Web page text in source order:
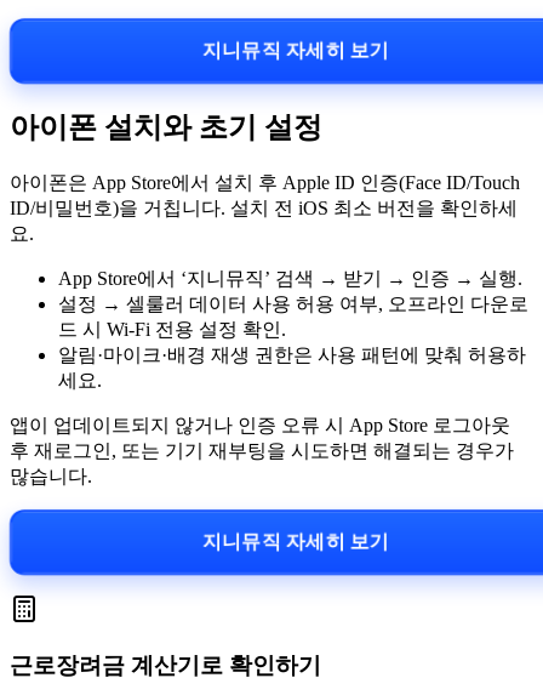
지니뮤직 자세히 보기
아이폰 설치와 초기 설정
아이폰은 App Store에서 설치 후 Apple ID 인증(Face ID/Touch
ID/비밀번호)을 거칩니다. 설치 전 iOS 최소 버전을 확인하세
요.
App Store에서 ‘지니뮤직’ 검색 → 받기 → 인증 → 실행.
설정 → 셀룰러 데이터 사용 허용 여부, 오프라인 다운로
드 시 Wi‑Fi 전용 설정 확인.
알림·마이크·배경 재생 권한은 사용 패턴에 맞춰 허용하
세요.
앱이 업데이트되지 않거나 인증 오류 시 App Store 로그아웃
후 재로그인, 또는 기기 재부팅을 시도하면 해결되는 경우가
많습니다.
지니뮤직 자세히 보기
근로장려금 계산기로 확인하기